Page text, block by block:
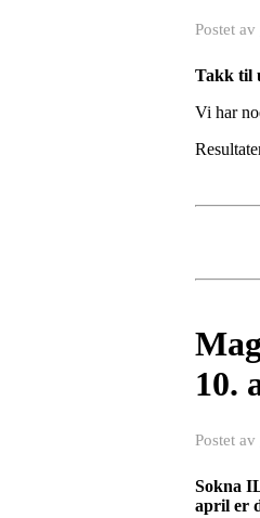
Postet av
Takk til
Vi har
10.
Postet av
Sokna
april er